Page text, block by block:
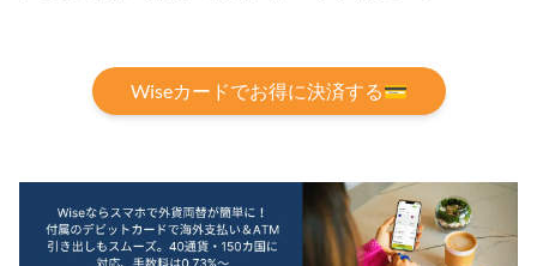
Wiseカードでお得に決済する💳